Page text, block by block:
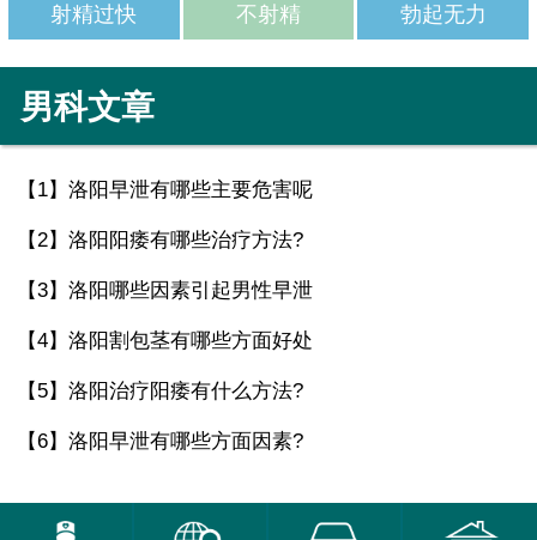
射精过快 不射精 勃起无力
男科文章
【1】 洛阳早泄有哪些主要危害呢
【2】 洛阳阳痿有哪些治疗方法?
【3】 洛阳哪些因素引起男性早泄
【4】 洛阳割包茎有哪些方面好处
【5】 洛阳治疗阳痿有什么方法?
【6】 洛阳早泄有哪些方面因素?